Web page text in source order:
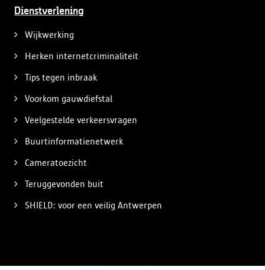
Dienstverlening
Wijkwerking
Herken internetcriminaliteit
Tips tegen inbraak
Voorkom gauwdiefstal
Veelgestelde verkeersvragen
Buurtinformatienetwerk
Cameratoezicht
Teruggevonden buit
SHIELD: voor een veilig Antwerpen